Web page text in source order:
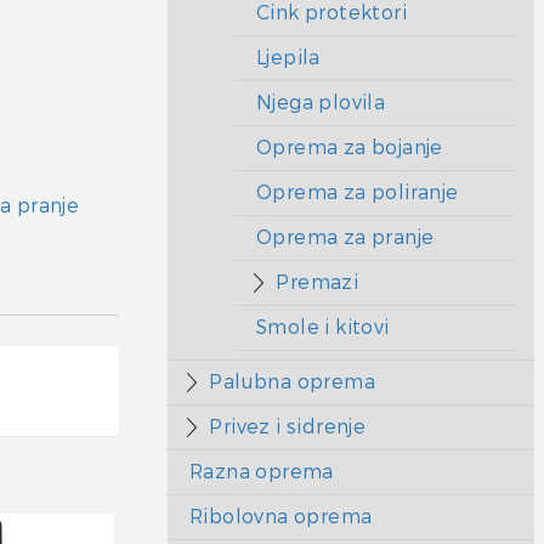
pranje
Cink protektori
Ljepila
Njega plovila
Oprema za bojanje
Oprema za poliranje
Oprema za pranje
Premazi
Smole i kitovi
Palubna oprema
Privez i sidrenje
Razna oprema
Ribolovna oprema